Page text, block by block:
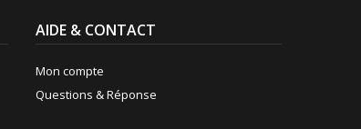
AIDE & CONTACT
Mon compte
Questions & Réponse